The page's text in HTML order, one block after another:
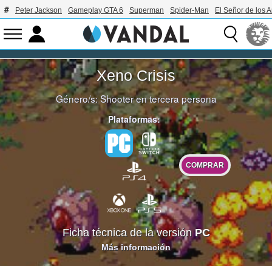
Peter Jackson Gameplay GTA 6 Superman Spider-Man El Señor de los
Xeno Crisis
Género/s:Shooter en tercera persona
Plataformas:
COMPRAR
Ficha técnica de la versiónPC
Más información